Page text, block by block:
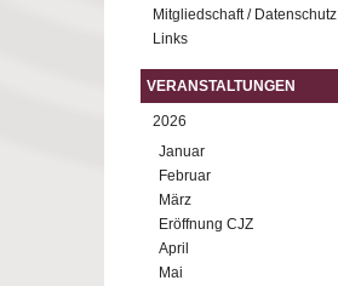
Mitgliedschaft / Datenschutz
Links
VERANSTALTUNGEN
2026
Januar
Februar
März
Eröffnung CJZ
April
Mai